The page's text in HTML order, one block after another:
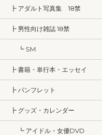
┣ アダルト写真集 18禁
┣ 男性向け雑誌 18禁
┗ SM
┣ 書籍・単行本・エッセイ
┣ パンフレット
┣ グッズ・カレンダー
┗ アイドル・女優DVD